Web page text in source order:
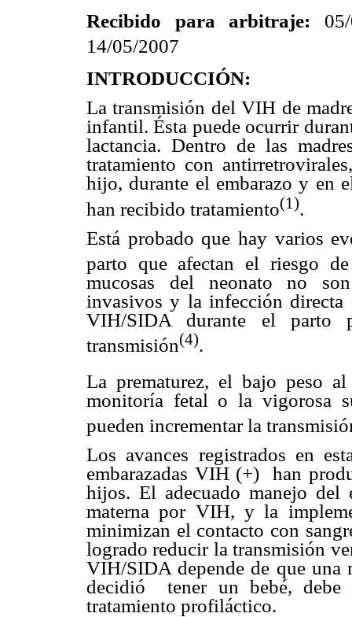
Recibido para arbitraje:
14/05/2007
INTRODUCCIÓN:
La transmisión del VIH de
infantil.Ésta puede ocurrir
lactancia. Dentro de las
tratamiento con
hijo, durante el embarazo y en
han recibido tratamiento(1).
Está probado que hay varios
parto que afectan el riesgo
mucosas del neonato no
invasivos y la infección
VIH/SIDA durante el parto
transmisión(4).
La prematurez, el bajo peso al
monitoría fetal o la vigorosa
pueden incrementar la
Los avances registrados en
embarazadas VIH (+)
han
hijos. El adecuado manejo del
materna por VIH, y la
minimizan el contacto con
logrado reducir la transmisión
VIH/SIDA depende de que una
decidió
tener un bebé,
tratamiento profiláctico.